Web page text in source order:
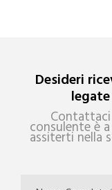
Desideri
consulente è
assiterti nella